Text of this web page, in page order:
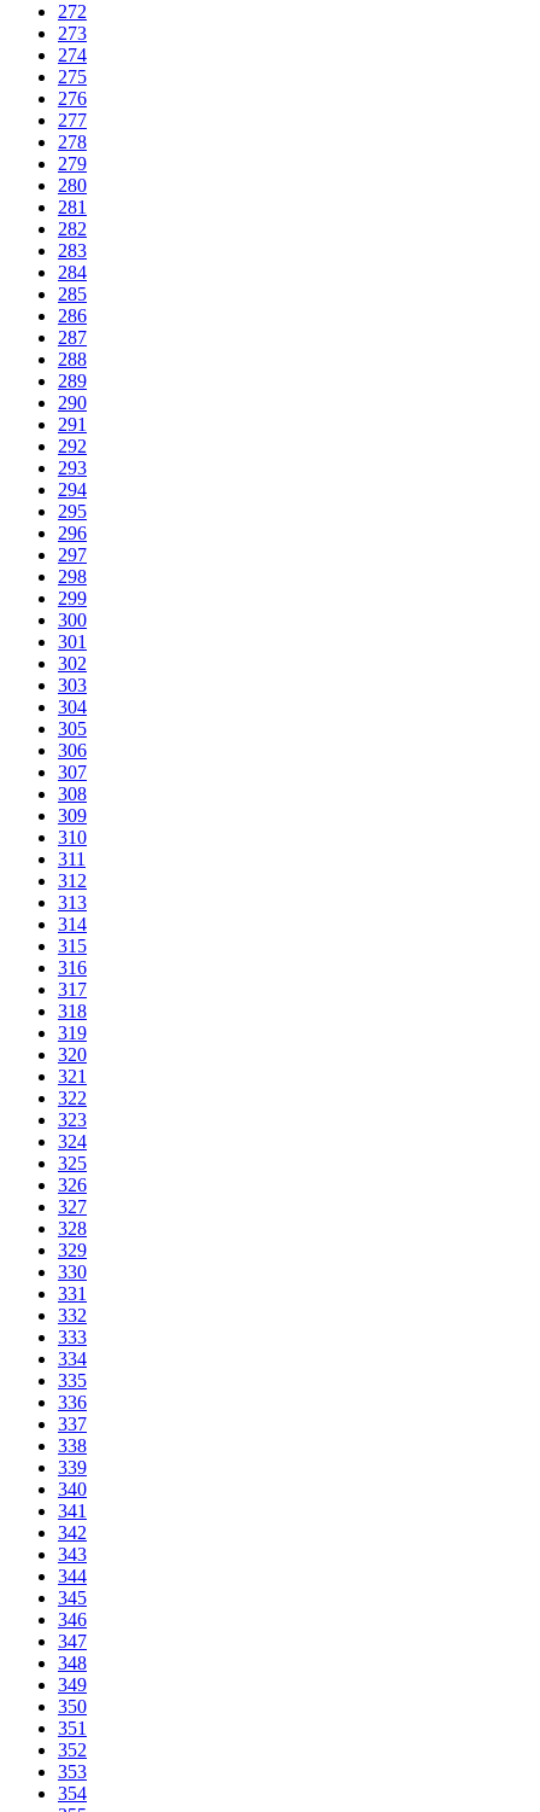
272
273
274
275
276
277
278
279
280
281
282
283
284
285
286
287
288
289
290
291
292
293
294
295
296
297
298
299
300
301
302
303
304
305
306
307
308
309
310
311
312
313
314
315
316
317
318
319
320
321
322
323
324
325
326
327
328
329
330
331
332
333
334
335
336
337
338
339
340
341
342
343
344
345
346
347
348
349
350
351
352
353
354